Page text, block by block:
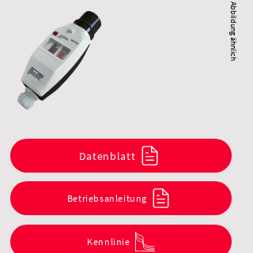
Abbildung ähnlich
Datenblatt
Betriebsanleitung
Kennlinie